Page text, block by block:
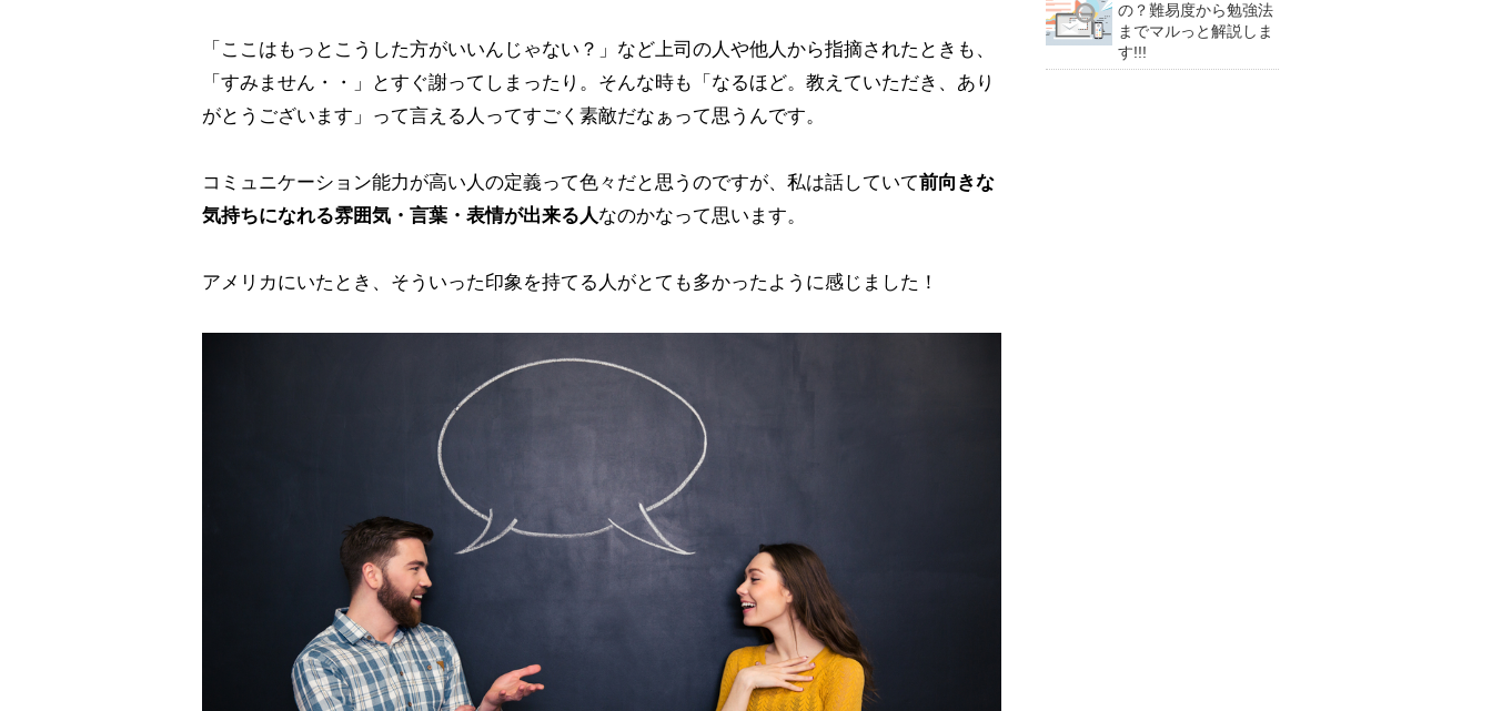
「ここはもっとこうした方がいいんじゃない？」など上司の人や他人から指摘されたときも、
「すみません・・」とすぐ謝ってしまったり。そんな時も「なるほど。教えていただき、あり
がとうございます」って言える人ってすごく素敵だなぁって思うんです。
コミュニケーション能力が高い人の定義って色々だと思うのですが、私は話していて前向きな
気持ちになれる雰囲気・言葉・表情が出来る人なのかなって思います。
アメリカにいたとき、そういった印象を持てる人がとても多かったように感じました！
の？難易度から勉強法
までマルっと解説しま
す!!!